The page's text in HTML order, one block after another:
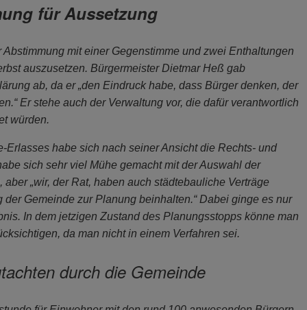
für Aussetzung
mit einer Gegenstimme und zwei Enthaltungen
auszusetzen. Bürgermeister Dietmar Heß gab
ab, da er „den Eindruck habe, dass Bürger denken, der
Er stehe auch der Verwaltung vor, die dafür verantwortlich
würden.
habe sich nach seiner Ansicht die Rechts- und
sich sehr viel Mühe gemacht mit der Auswahl der
„wir, der Rat, haben auch städtebauliche Verträge
Gemeinde zur Planung beinhalten.“ Dabei ginge es nur
In dem jetzigen Zustand des Planungsstopps könne man
da man nicht in einem Verfahren sei.
durch die Gemeinde